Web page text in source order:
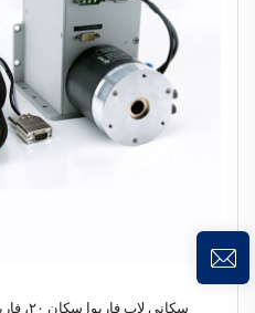
سكاني لاب فاريوا سكان ٢٠، فاريوا سكان ٤٠، فاريوا سكان دي